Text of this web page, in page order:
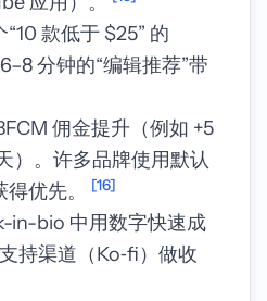
款低于 $25” 的
分钟的“编辑推荐”带
佣金提升（例如 +5
）。许多品牌使用默认
优先。
[16]
in-bio 中用数字快速成
持渠道（Ko‑fi）做收